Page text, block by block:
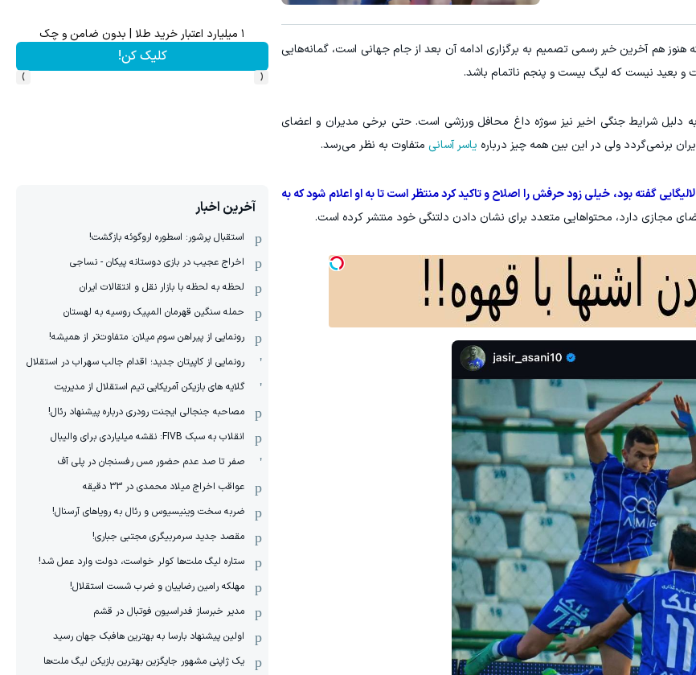
هنوز هم آخرین خبر رسمی تصمیم به برگزاری ادامه آن بعد از جام جهانی است، گمانه‌هایی
و بعید نیست که لیگ بیست و پنجم ناتمام باشد.
شرایط جنگی اخیر نیز سوژه داغ محافل ورزشی است. حتی برخی مدیران و اعضای
برنمی‌گردد ولی در این بین همه چیز درباره یاسر آسانی متفاوت به نظر می‌رسد.
گفته بود، خیلی زود حرفش را اصلاح و تاکید کرد منتظر است تا به او اعلام شود که به
مجازی دارد، محتواهایی متعدد برای نشان دادن دلتنگی خود منتشر کرده است.
دریافت 50 تتر !
لطافت و زیبایی رو به موهات هدیه بده! شامپو جلبک اسپیرولینا
خرید محصول
۱ میلیارد اعتبار خرید طلا | بدون ضامن و چک
کلیک کن!
‹
›
آخرین اخبار
استقبال پرشور: اسطوره اروگوئه بازگشت!
اخراج عجیب در بازی دوستانه پیکان - نساجی
لحظه به لحظه با بازار نقل و انتقالات ایران
حمله سنگین قهرمان المپیک روسیه به لهستان
رونمایی از پیراهن سوم میلان: متفاوت‌تر از همیشه!
رونمایی از کاپیتان جدید؛ اقدام جالب سهراب در استقلال
گلایه های بازیکن آمریکایی تیم استقلال از مدیریت
مصاحبه جنجالی ایجنت رودری درباره پیشنهاد رئال!
انقلاب به سبک FIVB: نقشه میلیاردی برای والیبال
صفر تا صد عدم حضور مس رفسنجان در پلی آف
عواقب اخراج میلاد محمدی در 33 دقیقه
ضربه سخت وینیسیوس و رئال به رویاهای آرسنال!
مقصد جدید سرمربیگری مجتبی جباری!
ستاره لیگ ملت‌ها کولر خواست، دولت وارد عمل شد!
مهلکه رامین رضاییان و ضرب شست استقلال!
مدیر خبرساز فدراسیون فوتبال در قشم
اولین پیشنهاد بارسا به بهترین هافبک جهان رسید
یک ژاپنی مشهور جایگزین بهترین بازیکن لیگ ملت‌ها